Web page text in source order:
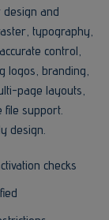
design and
typography,
control,
logos, branding,
page layouts,
file support.
design.
checks